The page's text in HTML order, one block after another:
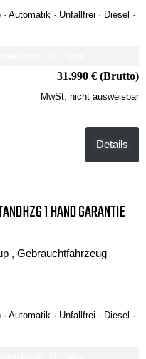
· Automatik · Unfallfrei · Diesel ·
31.990 € (Brutto)
MwSt. nicht ausweisbar
Details
1 HAND GARANTIE
, Gebrauchtfahrzeug
· Automatik · Unfallfrei · Diesel ·